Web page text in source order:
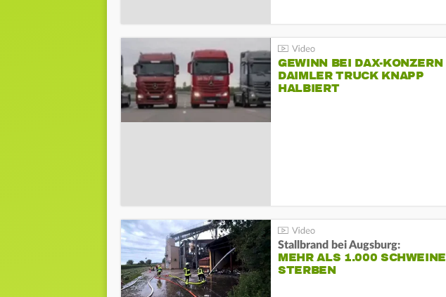
GEWINN BEI DAX-KONZERN
DAIMLER TRUCK KNAPP
HALBIERT
Stallbrand bei Augsburg:
MEHR ALS 1.000 SCHWEINE
STERBEN